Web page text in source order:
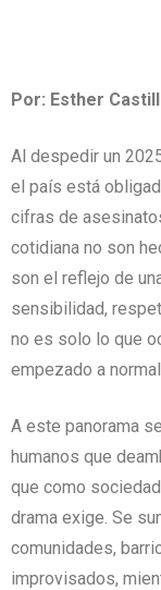
Por: Esther
Al despedir un
el país está
cifras de
cotidiana no son
son el reflejo de
sensibilidad,
no es solo lo que
empezado a
A este panorama
humanos que
que como
drama exige. Se
comunidades,
improvisados,